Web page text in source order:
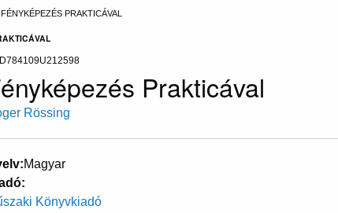
CURRENT:
FÉNYKÉPEZÉS PRAKTICÁVAL
Prakticával
Rössing
Magyar
Könyvkiadó